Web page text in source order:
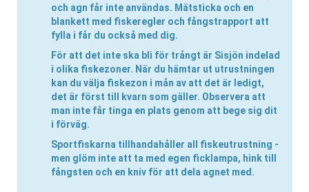
och agn får inte användas. Mätsticka och en
blankett med fiskeregler och fångstrapport att
fylla i får du också med dig.
För att det inte ska bli för trångt är Sisjön indelad
i olika fiskezoner. När du hämtar ut utrustningen
kan du välja fiskezon i mån av att det är ledigt,
det är först till kvarn som gäller. Observera att
man inte får tinga en plats genom att bege sig dit
i förväg.
Sportfiskarna tillhandahåller all fiskeutrustning -
men glöm inte att ta med egen ficklampa, hink till
fångsten och en kniv för att dela agnet med.